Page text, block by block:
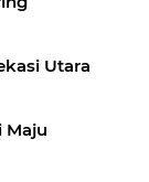
Utara
Maju